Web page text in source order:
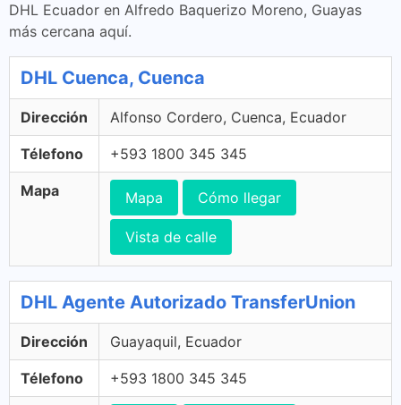
DHL Ecuador en Alfredo Baquerizo Moreno, Guayas
más cercana aquí.
DHL Cuenca, Cuenca
Dirección Alfonso Cordero, Cuenca, Ecuador
Télefono +593 1800 345 345
Mapa Mapa Cómo llegar
Vista de calle
DHL Agente Autorizado TransferUnion
Dirección Guayaquil, Ecuador
Télefono +593 1800 345 345